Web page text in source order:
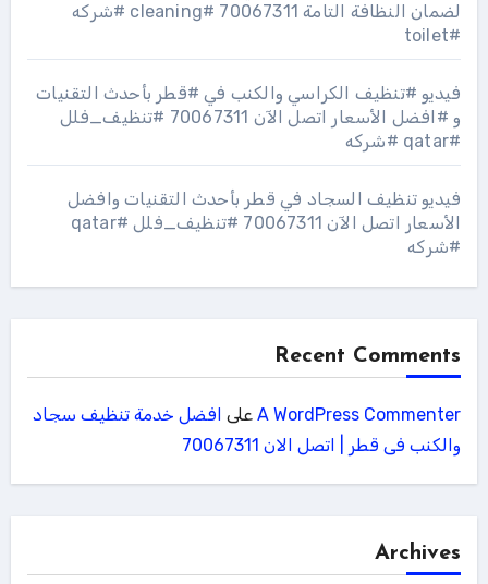
لضمان النظافة التامة 70067311 #cleaning #شركه
#toilet
فيديو #تنظيف الكراسي والكنب في #قطر بأحدث التقنيات
و #افضل الأسعار اتصل الآن 70067311 #تنظيف_فلل
#qatar #شركه
فيديو تنظيف السجاد في قطر بأحدث التقنيات وافضل
الأسعار اتصل الآن 70067311 #تنظيف_فلل #qatar
#شركه
Recent Comments
A WordPress Commenterعلى افضل خدمة تنظيف سجاد
والكنب فى قطر | اتصل الان 70067311
Archives